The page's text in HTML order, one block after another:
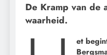
De Kramp van de
waarheid.
et